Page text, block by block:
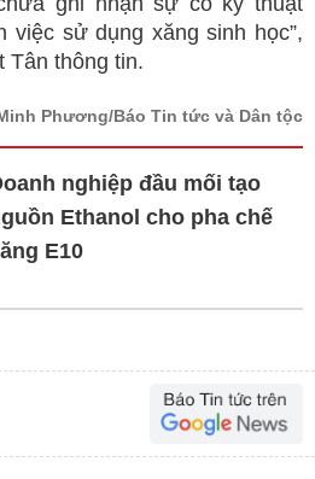
việc sử dụng xăng sinh học”,
Tân thông tin.
Phương/Báo Tin tức và Dân tộc
nghiệp đầu mối tạo
Ethanol cho pha chế
E10